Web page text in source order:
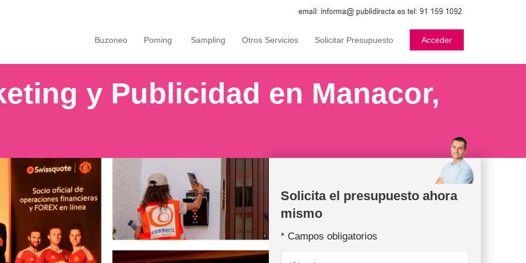
Buzoneo Poming Sampling Otros Servicios Solicitar Presupuesto Acceder
y Publicidad en Manacor,
Solicita el presupuesto ahora
mismo
* Campos obligatorios